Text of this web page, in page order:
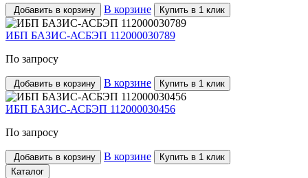
Добавить в корзину В корзине Купить в 1 клик
ИБП БАЗИС-АСБЭП 112000030789
По запросу
Добавить в корзину В корзине Купить в 1 клик
ИБП БАЗИС-АСБЭП 112000030456
По запросу
Добавить в корзину В корзине
Купить в 1 клик
Каталог